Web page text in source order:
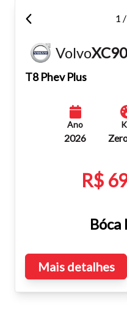
atalhos Ctrl+ (para
teclado.
1
VolvoXC90
T8 Phev Plus
Ano
2026
R$
Mais detalhes